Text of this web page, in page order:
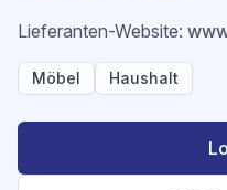
Lieferanten-Website:
Möbel Haushalt